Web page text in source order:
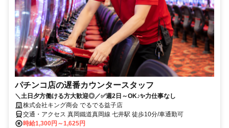
パチンコ店の遅番カウンタースタッフ
＼土日夕方働ける方大歓迎◎／✅週2日～OK♪✨力仕事なし
株式会社キング商会 でるでる益子店
交通・アクセス 真岡鐵道真岡線 七井駅 徒歩10分/車通勤可
時給1,300円～1,625円